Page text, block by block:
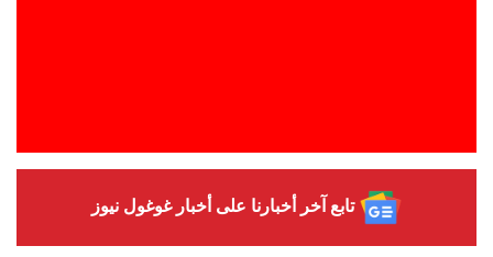
تابع آخر أخبارنا على أخبار غوغول نيوز